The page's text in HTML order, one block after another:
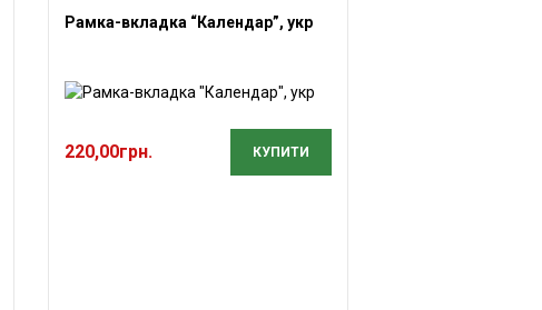
Рамка-вкладка “Календар”, укр
220,00грн. КУПИТИ